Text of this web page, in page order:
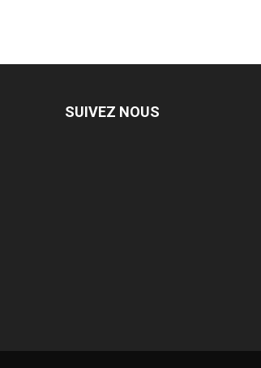
SUIVEZ NOUS